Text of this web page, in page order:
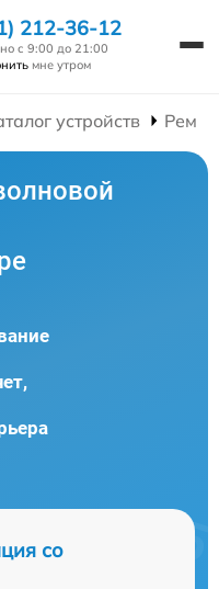
212-36-12
с 9:00 до 21:00
мне утром
устройств
со